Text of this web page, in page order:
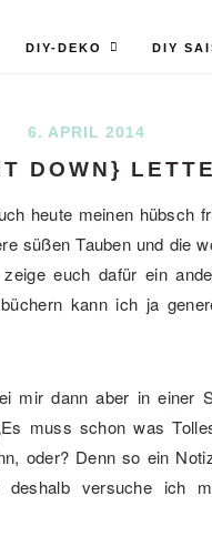
DIY-DEKO DIY
6. APRIL 2014
DOWN}
heute meinen hübsch
süßen Tauben und die
euch dafür ein
kann ich ja
mir dann aber in einer
muss schon was
oder? Denn so ein
deshalb versuche ich